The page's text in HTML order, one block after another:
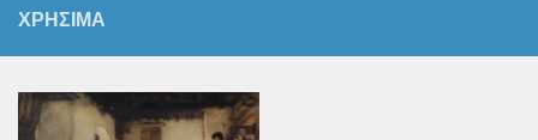
ΧΡΗΣΙΜΑ